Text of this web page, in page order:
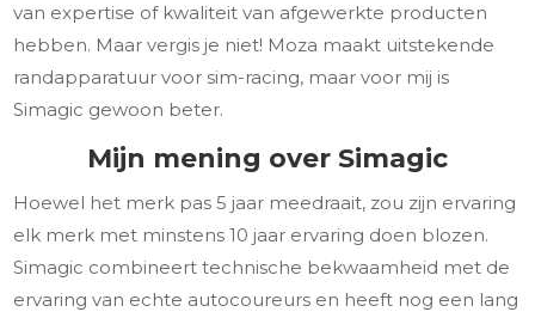
van expertise of kwaliteit van afgewerkte producten
hebben. Maar vergis je niet! Moza maakt uitstekende
randapparatuur voor sim-racing, maar voor mij is
Simagic gewoon beter.
Mijn mening over Simagic
Hoewel het merk pas 5 jaar meedraait, zou zijn ervaring
elk merk met minstens 10 jaar ervaring doen blozen.
Simagic combineert technische bekwaamheid met de
ervaring van echte autocoureurs en heeft nog een lang